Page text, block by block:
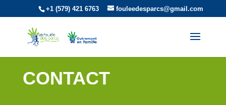
+1 (579) 421 6763 fouleedesparcs@gmail.com
CONTACT